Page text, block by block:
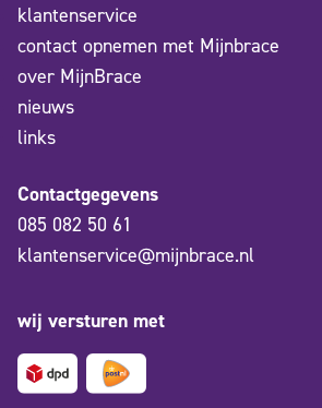
klantenservice
contact opnemen met Mijnbrace
over MijnBrace
nieuws
links
Contactgegevens
085 082 50 61
klantenservice@mijnbrace.nl
wij versturen met